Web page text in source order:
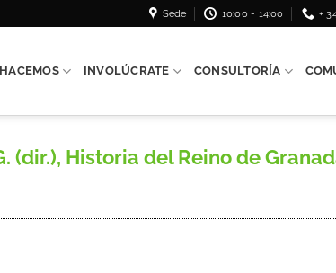
Sede 10:00 - 14:00 +
INVOLÚCRATE CONSULTORÍA
(dir.), Historia del Reino de